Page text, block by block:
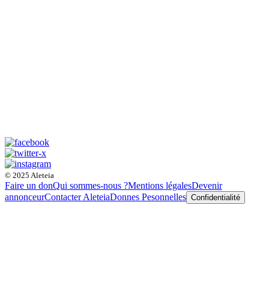
© 2025 Aleteia
Faire un donQui sommes-nous ?Mentions légalesDevenir
annonceurContacter AleteiaDonnes Pesonnelles Confidentialité